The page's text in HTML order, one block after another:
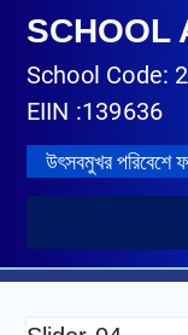
SCHOOL
School Code:
EIIN :139636
উৎসবমুখর